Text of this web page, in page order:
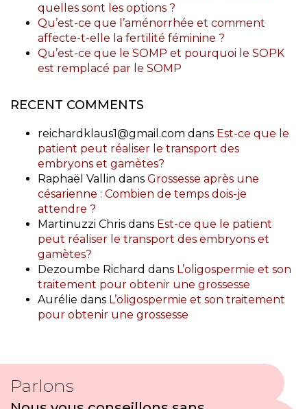
quelles sont les options ?
Qu’est-ce que l’aménorrhée et comment
affecte-t-elle la fertilité féminine ?
Qu’est-ce que le SOMP et pourquoi le SOPK
est remplacé par le SOMP
RECENT COMMENTS
reichardklaus1@gmail.com dans Est-ce que le
patient peut réaliser le transport des
embryons et gamètes?
Raphaël Vallin dans Grossesse après une
césarienne : Combien de temps dois-je
attendre ?
Martinuzzi Chris dans Est-ce que le patient
peut réaliser le transport des embryons et
gamètes?
Dezoumbe Richard dans L’oligospermie et son
traitement pour obtenir une grossesse
Aurélie dans L’oligospermie et son traitement
pour obtenir une grossesse
Parlons